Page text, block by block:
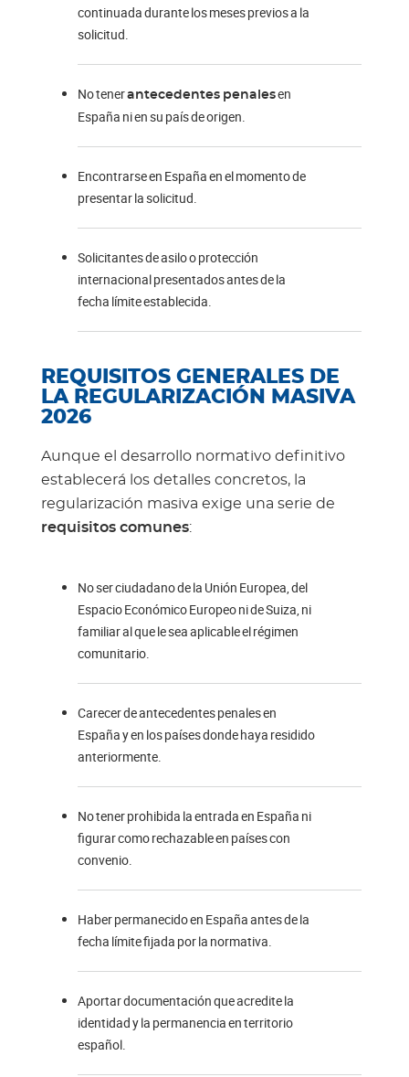
continuada durante los meses previos a la
solicitud.
No tenerantecedentes penalesen
España ni en su país de origen.
Encontrarse en España en el momento de
presentar la solicitud.
Solicitantes de asilo o protección
internacional presentados antes de la
fecha límite establecida.
REQUISITOS GENERALES DE
LA REGULARIZACIÓN MASIVA
2026
Aunque el desarrollo normativo definitivo
establecerá los detalles concretos, la
regularización masiva exige una serie de
requisitos comunes:
No ser ciudadano de la Unión Europea, del
Espacio Económico Europeo ni de Suiza, ni
familiar al que le sea aplicable el régimen
comunitario.
Carecer de antecedentes penales en
España y en los países donde haya residido
anteriormente.
No tener prohibida la entrada en España ni
figurar como rechazable en países con
convenio.
Haber permanecido en España antes de la
fecha límite fijada por la normativa.
Aportar documentación que acredite la
identidad y la permanencia en territorio
español.